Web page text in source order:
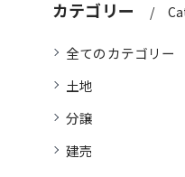
カテゴリー
全てのカテゴリー
土地
分譲
建売